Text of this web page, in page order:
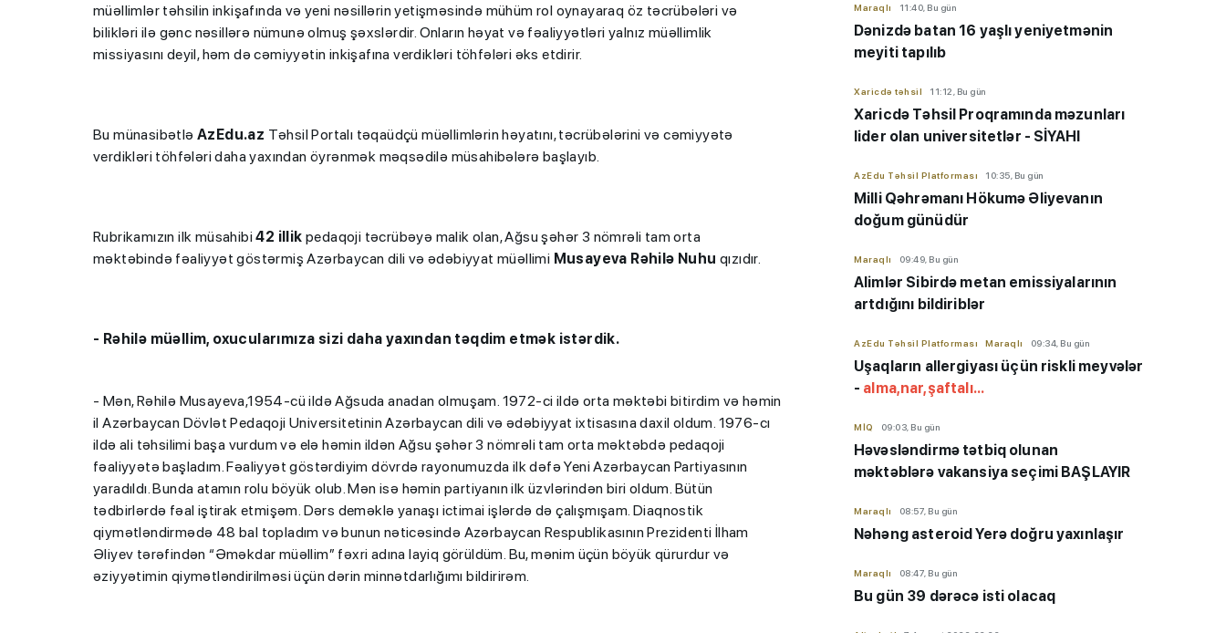
müəllimlər təhsilin inkişafında və yeni nəsillərin yetişməsində mühüm rol oynayaraq öz təcrübələri və
bilikləri ilə gənc nəsillərə nümunə olmuş şəxslərdir. Onların həyat və fəaliyyətləri yalnız müəllimlik
missiyasını deyil, həm də cəmiyyətin inkişafına verdikləri töhfələri əks etdirir.
Bu münasibətlə AzEdu.az Təhsil Portalı təqaüdçü müəllimlərin həyatını, təcrübələrini və cəmiyyətə
verdikləri töhfələri daha yaxından öyrənmək məqsədilə müsahibələrə başlayıb.
Rubrikamızın ilk müsahibi42 illikpedaqoji təcrübəyə malik olan, Ağsu şəhər 3 nömrəli tam orta
məktəbində fəaliyyət göstərmiş Azərbaycan dili və ədəbiyyat müəllimi Musayeva Rəhilə Nuhu qızıdır.
- Rəhilə müəllim, oxucularımıza sizi daha yaxından təqdim etmək istərdik.
- Mən, Rəhilə Musayeva,1954-cü ildə Ağsuda anadan olmuşam. 1972-ci ildə orta məktəbi bitirdim və həmin
il Azərbaycan Dövlət Pedaqoji Universitetinin Azərbaycan dili və ədəbiyyat ixtisasına daxil oldum. 1976-cı
ildə ali təhsilimi başa vurdum və elə həmin ildən Ağsu şəhər 3 nömrəli tam orta məktəbdə pedaqoji
fəaliyyətə başladım. Fəaliyyət göstərdiyim dövrdə rayonumuzda ilk dəfə Yeni Azərbaycan Partiyasının
yaradıldı. Bunda atamın rolu böyük olub. Mən isə həmin partiyanın ilk üzvlərindən biri oldum. Bütün
tədbirlərdə fəal iştirak etmişəm. Dərs deməklə yanaşı ictimai işlərdə də çalışmışam. Diaqnostik
qiymətləndirmədə 48 bal topladım və bunun nəticəsində Azərbaycan Respublikasının Prezidenti İlham
Əliyev tərəfindən “Əməkdar müəllim” fəxri adına layiq görüldüm. Bu, mənim üçün böyük qürurdur və
əziyyətimin qiymətləndirilməsi üçün dərin minnətdarlığımı bildirirəm.
Maraqlı 11:40, Bu gün
Dənizdə batan 16 yaşlı yeniyetmənin
meyiti tapılıb
Xaricdə təhsil 11:12, Bu gün
Xaricdə Təhsil Proqramında məzunları
lider olan universitetlər - SİYAHI
AzEdu Təhsil Platforması 10:35, Bu gün
Milli Qəhrəmanı Hökumə Əliyevanın
doğum günüdür
Maraqlı 09:49, Bu gün
Alimlər Sibirdə metan emissiyalarının
artdığını bildiriblər
AzEdu Təhsil Platforması Maraqlı 09:34, Bu gün
Uşaqların allergiyası üçün riskli meyvələr
- alma,nar,şaftalı...
MİQ 09:03, Bu gün
Həvəsləndirmə tətbiq olunan
məktəblərə vakansiya seçimi BAŞLAYIR
Maraqlı 08:57, Bu gün
Nəhəng asteroid Yerə doğru yaxınlaşır
Maraqlı 08:47, Bu gün
Bu gün 39 dərəcə isti olacaq